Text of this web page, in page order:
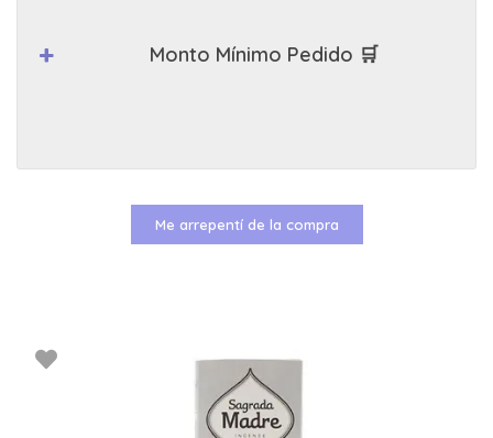
Monto Mínimo Pedido 🛒
Me arrepentí de la compra